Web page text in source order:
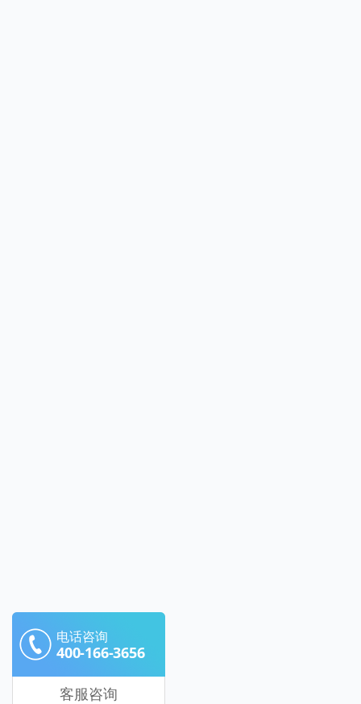
电话咨询
400-166-3656
客服咨询